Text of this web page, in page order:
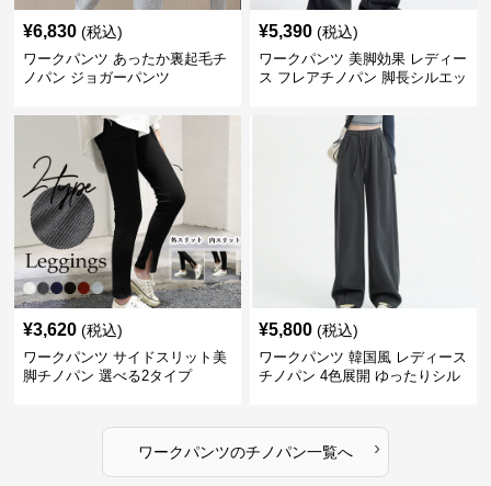
¥6,830 (税込)
ワークパンツ あったか裏起毛チ
ノパン ジョガーパンツ
¥5,390 (税込)
ワークパンツ 美脚効果 レディー
ス フレアチノパン 脚長シルエッ
¥3,620 (税込)
ワークパンツ サイドスリット美
脚チノパン 選べる2タイプ
¥5,800 (税込)
ワークパンツ 韓国風 レディース
チノパン 4色展開 ゆったりシル
ワークパンツのチノパン一覧へ ›